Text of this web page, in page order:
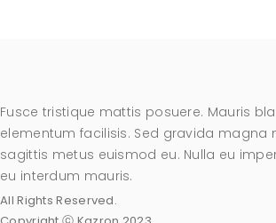
Fusce tristique mattis posuere. Mauris
elementum facilisis. Sed gravida magna
sagittis metus euismod eu. Nulla eu
eu interdum mauris.
All Rights Reserved.